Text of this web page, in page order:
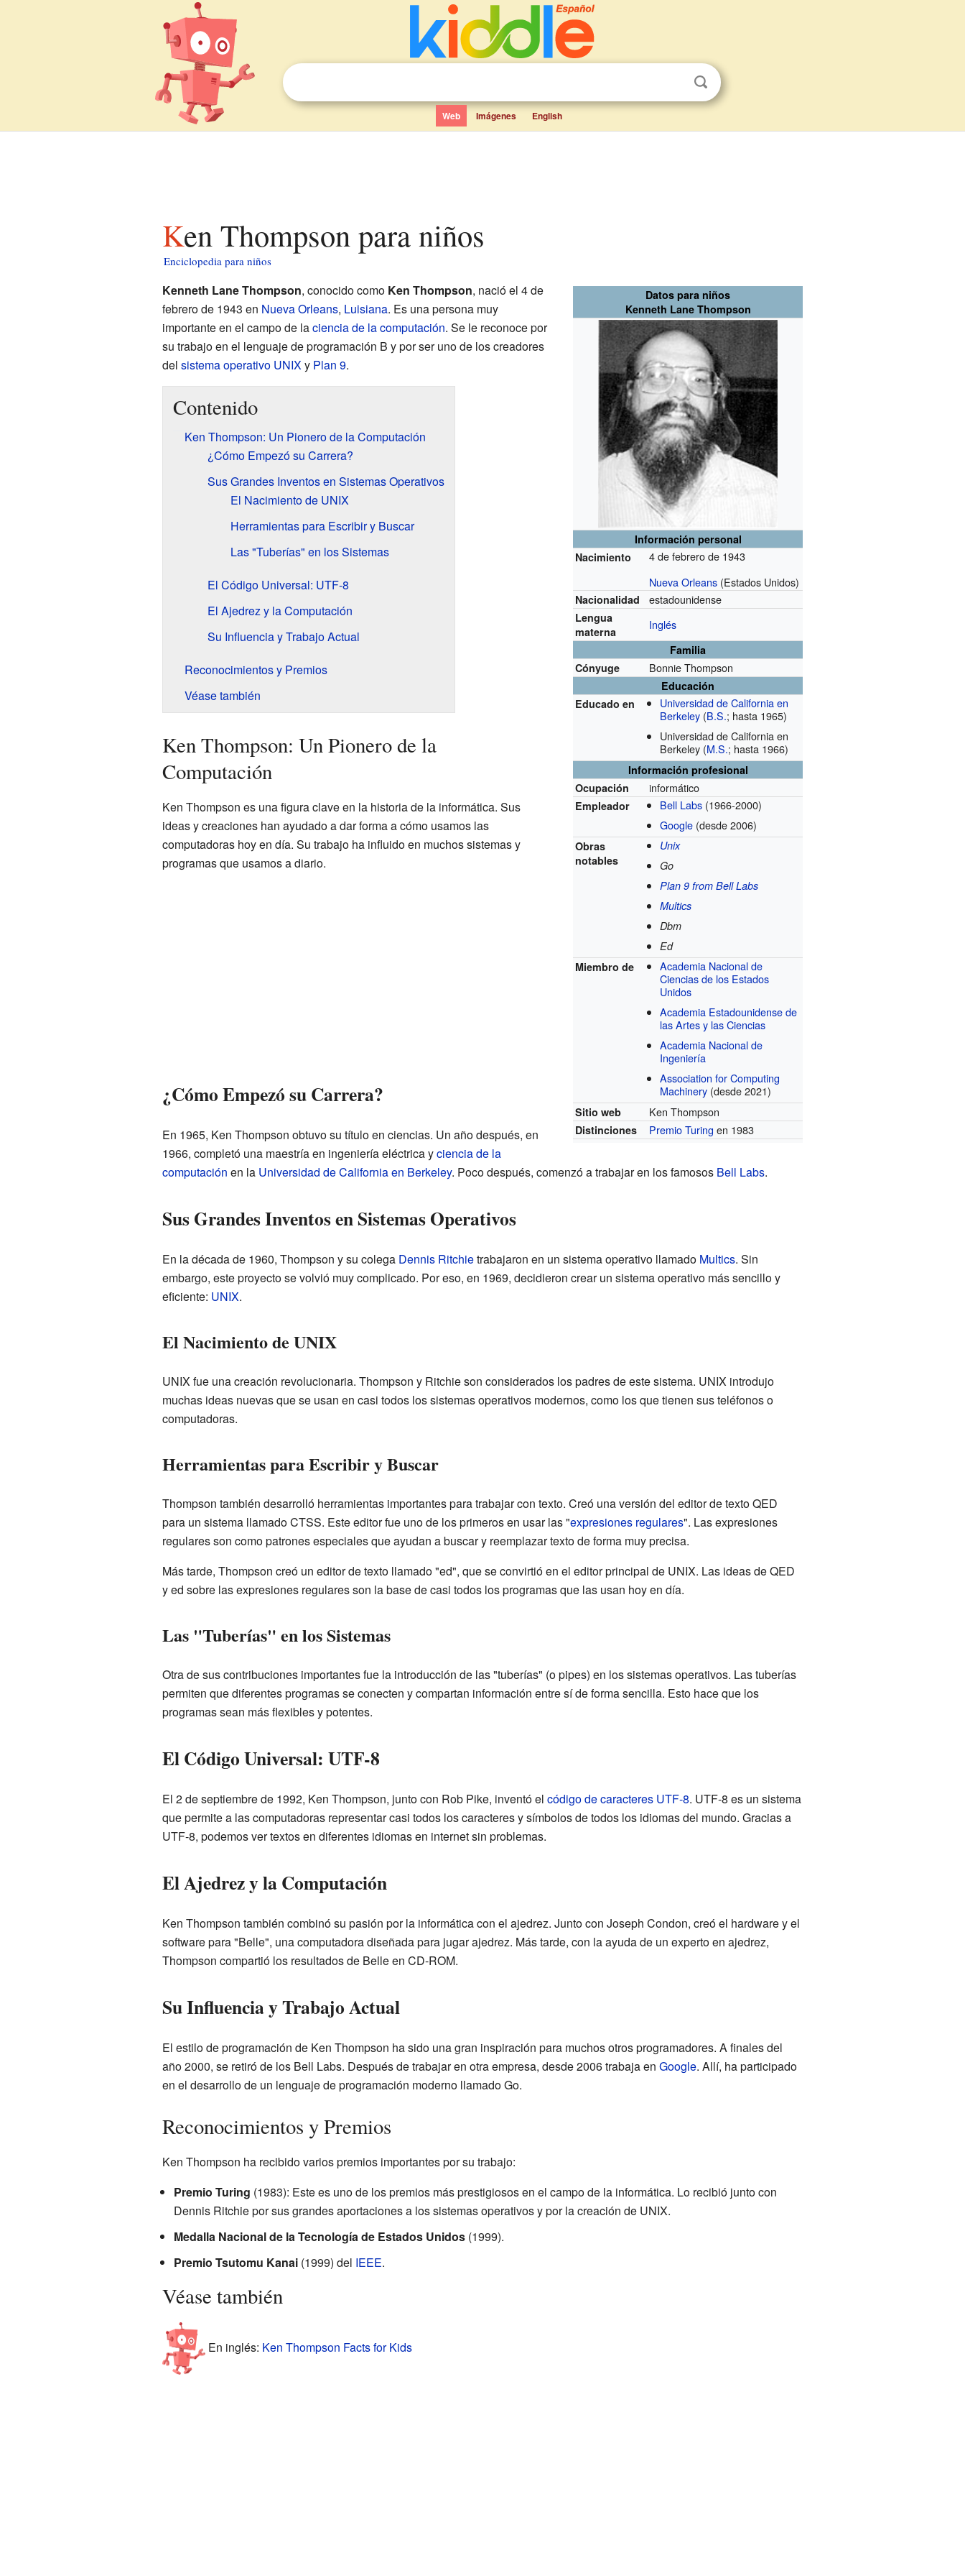
Web Imágenes English
Ken Thompson para niños
Enciclopedia para niños
Datos para niños
Kenneth Lane Thompson
Información personal
Nacimiento
4 de febrero de 1943
Nueva Orleans (Estados Unidos)
Nacionalidad estadounidense
Lengua
materna
Inglés
Familia
Cónyuge
Bonnie Thompson
Educación
Educado en
Universidad de California en
Berkeley (B.S.; hasta 1965)
Universidad de California en
Berkeley (M.S.; hasta 1966)
Información profesional
Ocupación
informático
Empleador Bell Labs (1966-2000)
Google (desde 2006)
Obras
notables
Unix
Go
Plan 9 from Bell Labs
Multics
Dbm
Ed
Miembro de
Academia Nacional de
Ciencias de los Estados
Unidos
Academia Estadounidense de
las Artes y las Ciencias
Academia Nacional de
Ingeniería
Association for Computing
Machinery (desde 2021)
Sitio web Ken Thompson
Distinciones Premio Turing en 1983
Kenneth Lane Thompson, conocido como Ken Thompson, nació el 4 de
febrero de 1943 en Nueva Orleans, Luisiana. Es una persona muy
importante en el campo de laciencia de la computación. Se le reconoce por
su trabajo en el lenguaje de programación B y por ser uno de los creadores
del sistema operativo UNIXy Plan 9.
Contenido
Ken Thompson: Un Pionero de la Computación
¿Cómo Empezó su Carrera?
Sus Grandes Inventos en Sistemas Operativos
El Nacimiento de UNIX
Herramientas para Escribir y Buscar
Las "Tuberías" en los Sistemas
El Código Universal: UTF-8
El Ajedrez y la Computación
Su Influencia y Trabajo Actual
Reconocimientos y Premios
Véase también
Ken Thompson: Un Pionero de la
Computación
Ken Thompson es una figura clave en la historia de la informática. Sus
ideas y creaciones han ayudado a dar forma a cómo usamos las
computadoras hoy en día. Su trabajo ha influido en muchos sistemas y
programas que usamos a diario.
¿Cómo Empezó su Carrera?
En 1965, Ken Thompson obtuvo su título en ciencias. Un año después, en
1966, completó una maestría en ingeniería eléctrica yciencia de la
computación en la Universidad de California en Berkeley. Poco después, comenzó a trabajar en los famosos Bell Labs.
Sus Grandes Inventos en Sistemas Operativos
En la década de 1960, Thompson y su colega Dennis Ritchietrabajaron en un sistema operativo llamado Multics. Sin
embargo, este proyecto se volvió muy complicado. Por eso, en 1969, decidieron crear un sistema operativo más sencillo y
eficiente: UNIX.
El Nacimiento de UNIX
UNIX fue una creación revolucionaria. Thompson y Ritchie son considerados los padres de este sistema. UNIX introdujo
muchas ideas nuevas que se usan en casi todos los sistemas operativos modernos, como los que tienen sus teléfonos o
computadoras.
Herramientas para Escribir y Buscar
Thompson también desarrolló herramientas importantes para trabajar con texto. Creó una versión del editor de texto QED
para un sistema llamado CTSS. Este editor fue uno de los primeros en usar las "expresiones regulares". Las expresiones
regulares son como patrones especiales que ayudan a buscar y reemplazar texto de forma muy precisa.
Más tarde, Thompson creó un editor de texto llamado "ed", que se convirtió en el editor principal de UNIX. Las ideas de QED
y ed sobre las expresiones regulares son la base de casi todos los programas que las usan hoy en día.
Las "Tuberías" en los Sistemas
Otra de sus contribuciones importantes fue la introducción de las "tuberías" (o pipes) en los sistemas operativos. Las tuberías
permiten que diferentes programas se conecten y compartan información entre sí de forma sencilla. Esto hace que los
programas sean más flexibles y potentes.
El Código Universal: UTF-8
El 2 de septiembre de 1992, Ken Thompson, junto con Rob Pike, inventó el código de caracteres UTF-8. UTF-8 es un sistema
que permite a las computadoras representar casi todos los caracteres y símbolos de todos los idiomas del mundo. Gracias a
UTF-8, podemos ver textos en diferentes idiomas en internet sin problemas.
El Ajedrez y la Computación
Ken Thompson también combinó su pasión por la informática con el ajedrez. Junto con Joseph Condon, creó el hardware y el
software para "Belle", una computadora diseñada para jugar ajedrez. Más tarde, con la ayuda de un experto en ajedrez,
Thompson compartió los resultados de Belle en CD-ROM.
Su Influencia y Trabajo Actual
El estilo de programación de Ken Thompson ha sido una gran inspiración para muchos otros programadores. A finales del
año 2000, se retiró de los Bell Labs. Después de trabajar en otra empresa, desde 2006 trabaja en Google. Allí, ha participado
en el desarrollo de un lenguaje de programación moderno llamado Go.
Reconocimientos y Premios
Ken Thompson ha recibido varios premios importantes por su trabajo:
Premio Turing (1983): Este es uno de los premios más prestigiosos en el campo de la informática. Lo recibió junto con
Dennis Ritchie por sus grandes aportaciones a los sistemas operativos y por la creación de UNIX.
Medalla Nacional de la Tecnología de Estados Unidos(1999).
Premio Tsutomu Kanai(1999) del IEEE.
Véase también
En inglés: Ken Thompson Facts for Kids